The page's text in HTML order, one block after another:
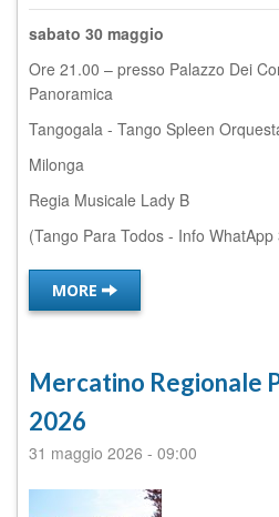
sabato 30 maggio
Ore 21.00 – presso Palazzo Dei
Panoramica
Tangogala - Tango Spleen
Milonga
Regia Musicale Lady B
(Tango Para Todos - Info
MORE
Mercatino Regionale
2026
31 maggio 2026 - 09:00